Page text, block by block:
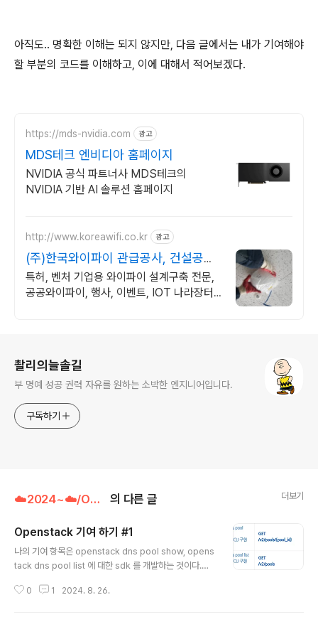
아직도.. 명확한 이해는 되지 않지만, 다음 글에서는 내가 기여해야
할 부분의 코드를 이해하고, 이에 대해서 적어보겠다.
https://mds-nvidia.com 광고
MDS테크 엔비디아 홈페이지
NVIDIA 공식 파트너사 MDS테크의
NVIDIA 기반 AI 솔루션 홈페이지
http://www.koreawifi.co.kr 광고
(주)한국와이파이 관급공사, 건설공사
가능
특허, 벤처 기업용 와이파이 설계구축 전문,
공공와이파이, 행사, 이벤트, IOT 나라장터
촬리의늘솔길
부 명예 성공 권력 자유를 원하는 소박한 엔지니어입니다.
구독하기
☁️2024~☁️/Openstack 의 다른 글 더보기
Openstack 기여 하기 #1
나의 기여 항목은 openstack dns pool show, opens
tack dns pool list 에 대한 sdk 를 개발하는 것이다.아
에 무슨 폴더가 있고 파일이 있는지도 모름 머리아픔) 일단
0 1 2024. 8. 26.